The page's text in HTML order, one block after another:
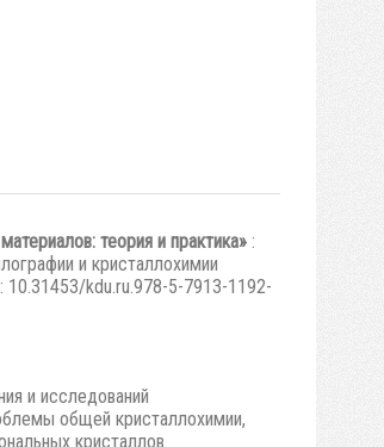
теория и практика» :
и кристаллохимии
10.31453/kdu.ru.978-5-7913-1192-
и исследований
общей кристаллохимии,
кристаллов.